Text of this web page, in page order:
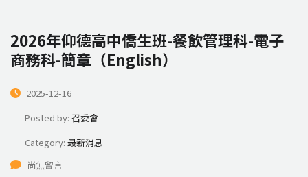
2026年仰德高中僑生班-餐飲管理科-電子
商務科-簡章（English）
2025-12-16
Posted by: 召委會
Category: 最新消息
尚無留言